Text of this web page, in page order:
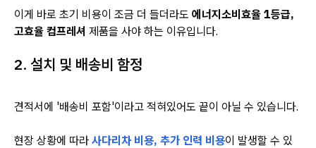
이게 바로 초기 비용이 조금 더 들더라도 에너지소비효율 1등급,
고효율 컴프레셔 제품을 사야 하는 이유입니다.
2. 설치 및 배송비 함정
견적서에 '배송비 포함'이라고 적혀있어도 끝이 아닐 수 있습니다.
현장 상황에 따라 사다리차 비용, 추가 인력 비용이 발생할 수 있